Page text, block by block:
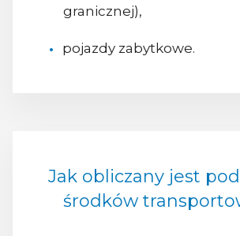
granicznej),
pojazdy zabytkowe.
Jak obliczany jest
środków